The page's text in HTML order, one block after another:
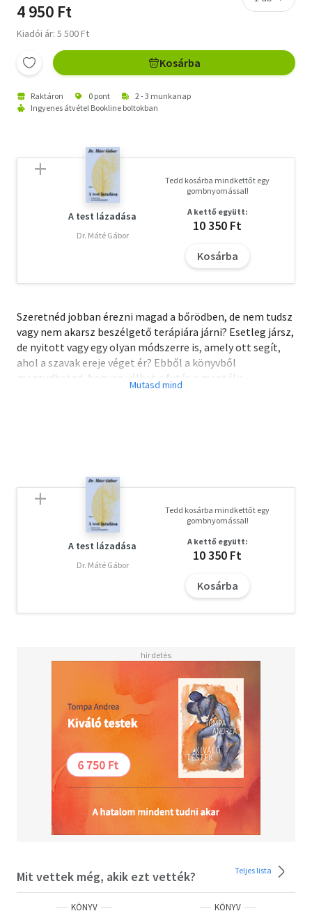
4 950 Ft
Kiadói ár: 5 500 Ft
Kosárba
Raktáron 0 pont
2 - 3 munkanap
Ingyenes átvétel Bookline boltokban
A test lázadása
Dr. Máté Gábor
Tedd kosárba mindkettőt egy
gombnyomással!
A kettő együtt:
10 350 Ft
Kosárba
Szeretnéd jobban érezni magad a bőrödben, de nem tudsz
vagy nem akarsz beszélgető terápiára járni? Esetleg jársz,
de nyitott vagy egy olyan módszerre is, amely ott segít,
ahol a szavak ereje véget ér? Ebből a könyvből
megtudhatod, hogyan válhat a futás a mentális
segít leküzdeni a szorongást és a depressziót
ellenállóbbá tesz a stresszel szemben
támogatja a gyász és a traumák feldolgozását
addikciók és kiégés esetén is hatékony
javítja a memóriát és koncentrációt
serkenti a szellemi frissességet és a kreativitást
"boldogsághormonokat" termel, visszaadja az életkedvet
Az olvasmányos, élményszerű kötet egyaránt hasznos:
egy személyi edző és pszichológus a zsebedben.
Lépésről lépésre végigkísér egy egészséges, fenntartható
futórutin felépítésének folyamatán
Mentális stratégiákat kínál az elakadásokon való
átlendüléshez, a "nincs kedvem" és a "nem bírom"
pillanatok leküzdéséhez
Sokféle konkrét gyakorlatot tartalmaz, a mindful
futástól kezdve a légzéstechnikákon és az alvásjavításon
át a reziliencia-fejlesztésig
A Futóterápia megmutatja, hogyan veheted vissza az
Ráadásul nemcsak a lelket gyógyítja, hanem védi a szívet,
erősíti az immunrendszert, lassítja az öregedést, és
évekkel meghosszabbíthatja az életed.
A test lázadása
Dr. Máté Gábor
Tedd kosárba mindkettőt egy
gombnyomással!
A kettő együtt:
10 350 Ft
Kosárba
Mit vettek még, akik ezt vették? Teljes lista
KÖNYV KÖNYV